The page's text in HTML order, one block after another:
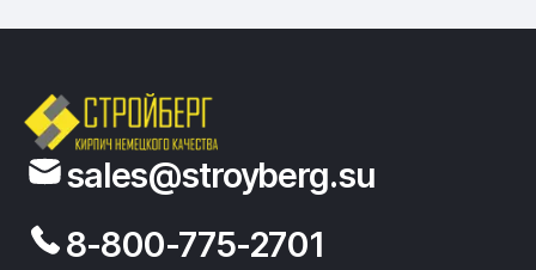
sales@stroyberg.su
8-800-775-2701